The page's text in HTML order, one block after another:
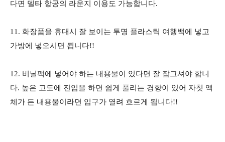
다면 델타 항공의 라운지 이용도 가능합니다.
11. 화장품을 휴대시 잘 보이는 투명 플라스틱 여행백에 넣고
가방에 넣으시면 됩니다!!
12. 비닐팩에 넣어야 하는 내용물이 있다면 잘 잠그셔야 합니
다. 높은 고도에 진입을 하면 쉽게 풀리는 경향이 있어 자칫 액
체가 든 내용물이라면 입구가 열려 흐르게 됩니다!!